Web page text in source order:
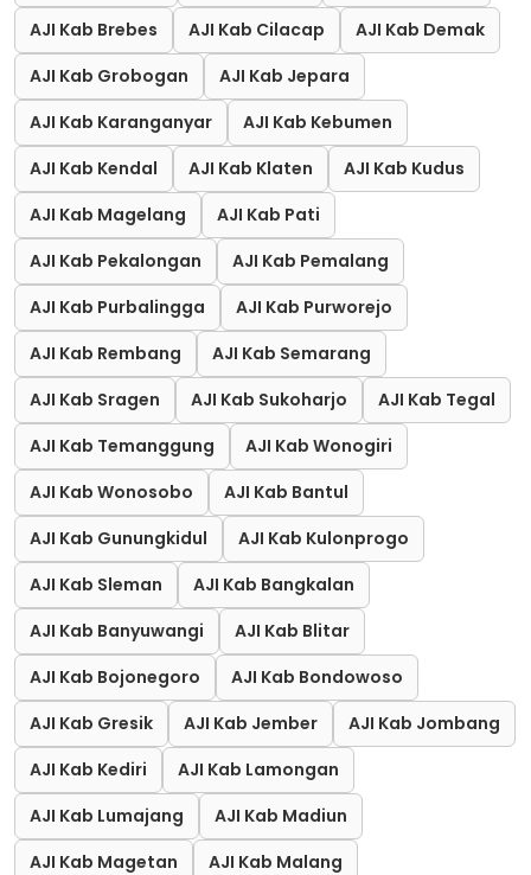
AJI Kab Brebes
AJI Kab Cilacap
AJI Kab Demak
AJI Kab Grobogan
AJI Kab Jepara
AJI Kab Karanganyar
AJI Kab Kebumen
AJI Kab Kendal
AJI Kab Klaten
AJI Kab Kudus
AJI Kab Magelang
AJI Kab Pati
AJI Kab Pekalongan
AJI Kab Pemalang
AJI Kab Purbalingga
AJI Kab Purworejo
AJI Kab Rembang
AJI Kab Semarang
AJI Kab Sragen
AJI Kab Sukoharjo
AJI Kab Tegal
AJI Kab Temanggung
AJI Kab Wonogiri
AJI Kab Wonosobo
AJI Kab Bantul
AJI Kab Gunungkidul
AJI Kab Kulonprogo
AJI Kab Sleman
AJI Kab Bangkalan
AJI Kab Banyuwangi
AJI Kab Blitar
AJI Kab Bojonegoro
AJI Kab Bondowoso
AJI Kab Gresik
AJI Kab Jember
AJI Kab Jombang
AJI Kab Kediri
AJI Kab Lamongan
AJI Kab Lumajang
AJI Kab Madiun
AJI Kab Magetan
AJI Kab Malang